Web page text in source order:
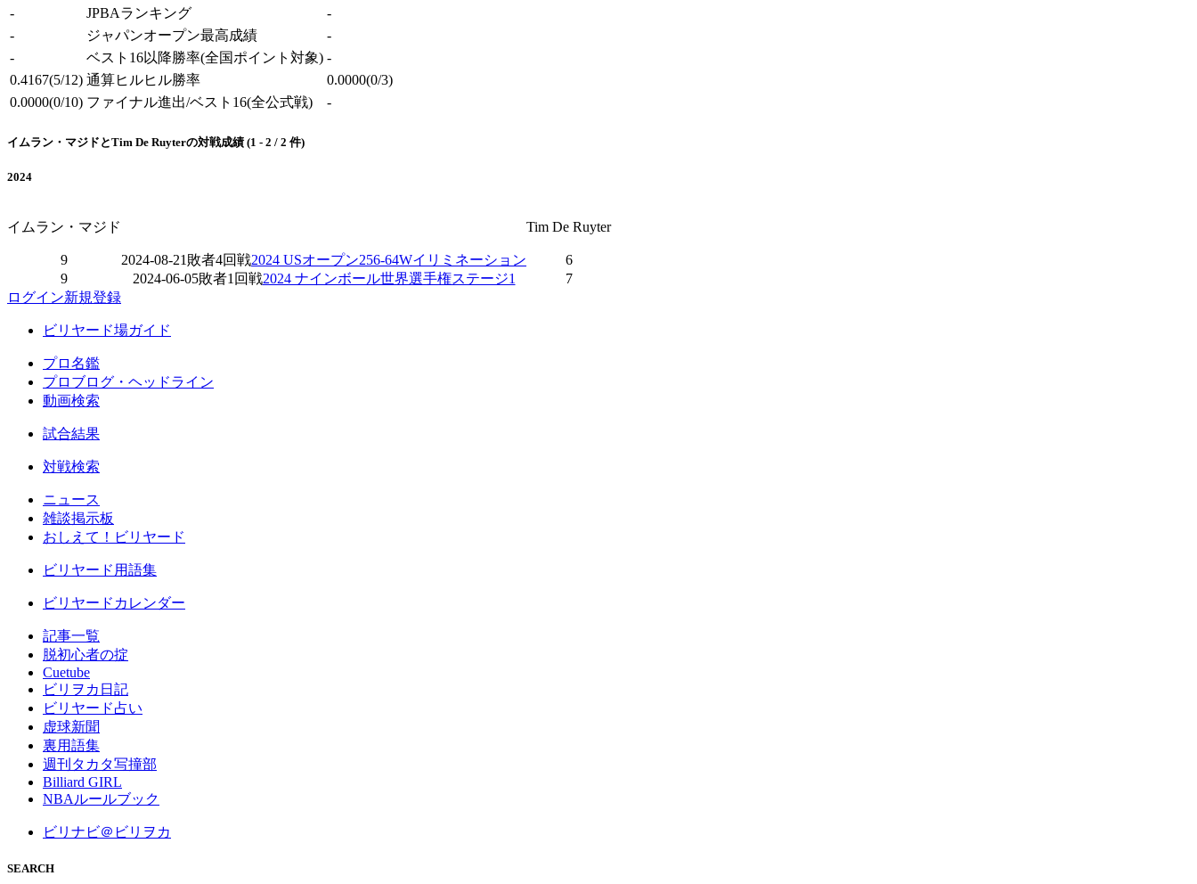
-
JPBAランキング
-
-
ジャパンオープン最高成績
-
-
ベスト16以降勝率(全国ポイント対象) -
0.4167(5/12) 通算ヒルヒル勝率 0.0000(0/3)
0.0000(0/10) ファイナル進出/ベスト16(全公式戦) -
イムラン・マジドとTim De Ruyterの対戦成績 (1 - 2 / 2 件)
2024
イムラン・マジド Tim De Ruyter
9 2024-08-21 敗者4回戦2024 USオープン256-64Wイリミネーション
6
9
2024-06-05敗者1回戦2024 ナインボール世界選手権ステージ1
7
ログイン新規登録
ビリヤード場ガイド
プロ名鑑
プロブログ・ヘッドライン
動画検索
試合結果
対戦検索
ニュース
雑談掲示板
おしえて！ビリヤード
ビリヤード用語集
ビリヤードカレンダー
記事一覧
脱初心者の掟
Cuetube
ビリヲカ日記
ビリヤード占い
虚球新聞
裏用語集
週刊タカタ写撞部
Billiard GIRL
NBAルールブック
ビリナビ＠ビリヲカ
SEARCH